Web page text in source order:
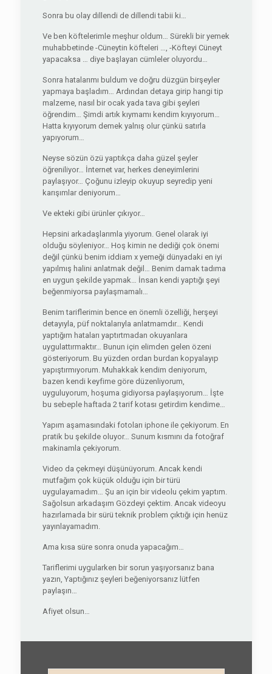
Sonra bu olay dillendi de dillendi tabii ki…
Ve ben köftelerimle meşhur oldum… Sürekli bir yemek
muhabbetinde -Cüneytin köfteleri …, -Köfteyi Cüneyt
yapacaksa … diye başlayan cümleler oluyordu…
Sonra hatalarımı buldum ve doğru düzgün birşeyler
yapmaya başladım… Ardından detaya girip hangi tip
malzeme, nasıl bir ocak yada tava gibi şeyleri
öğrendim… Şimdi artık kıymamı kendim kıyıyorum…
Hatta kıyıyorum demek yalnış olur çünkü satırla
yapıyorum…
Neyse sözün özü yaptıkça daha güzel şeyler
öğreniliyor… İnternet var, herkes deneyimlerini
paylaşıyor… Çoğunu izleyip okuyup seyredip yeni
karışımlar deniyorum…
Ve ekteki gibi ürünler çıkıyor…
Hepsini arkadaşlarımla yiyorum. Genel olarak iyi
olduğu söyleniyor… Hoş kimin ne dediği çok önemi
değil çünkü benim iddiam x yemeği dünyadaki en iyi
yapılmış halini anlatmak değil… Benim damak tadıma
en uygun şekilde yapmak… İnsan kendi yaptığı şeyi
beğenmiyorsa paylaşmamalı…
Benim tariflerimin bence en önemli özelliği, herşeyi
detayıyla, püf noktalarıyla anlatmamdır… Kendi
yaptığım hataları yaptırtmadan okuyanlara
uygulattırmaktır… Bunun için elimden gelen özeni
gösteriyorum. Bu yüzden ordan burdan kopyalayıp
yapıştırmıyorum. Muhakkak kendim deniyorum,
bazen kendi keyfime göre düzenliyorum,
uyguluyorum, hoşuma gidiyorsa paylaşıyorum… İşte
bu sebeple haftada 2 tarif kotası getirdim kendime…
Yapım aşamasındaki fotoları iphone ile çekiyorum. En
pratik bu şekilde oluyor… Sunum kısmını da fotoğraf
makinamla çekiyorum.
Video da çekmeyi düşünüyorum. Ancak kendi
mutfağım çok küçük olduğu için bir türü
uygulayamadım… Şu an için bir videolu çekim yaptım.
Sağolsun arkadaşım Gözdeyi çektim. Ancak videoyu
hazırlamada bir sürü teknik problem çıktığı için henüz
yayınlayamadım.
Ama kısa süre sonra onuda yapacağım…
Tariflerimi uygularken bir sorun yaşıyorsanız bana
yazın, Yaptığınız şeyleri beğeniyorsanız lütfen
paylaşın…
Afiyet olsun…